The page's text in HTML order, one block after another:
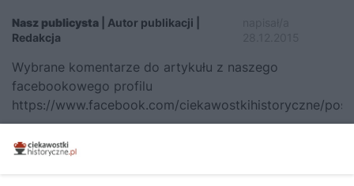
Nasz publicysta | Autor publikacji |
Redakcja
Wybrane komentarze do artykułu z naszego
facebookowego profilu
https://www.facebook.com/ciekawostkihistoryczne/
Magnackie, arustokratyczne swieta ;))) ile